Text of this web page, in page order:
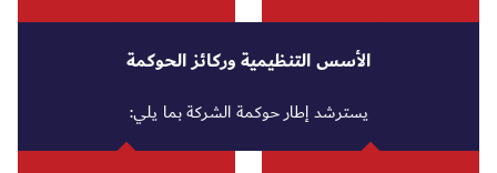
الأسس التنظيمية وركائز الحوكمة
يسترشد إطار حوكمة الشركة بما يلي: